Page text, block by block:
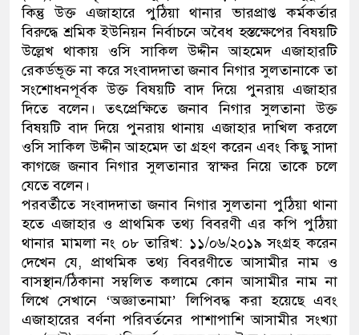
কিন্তু উক্ত এজাহারে পুঠিয়া থানার ভারপ্রাপ্ত কর্মকর্তার
বিরুদ্ধে শ্রমিক ইউনিয়ন নির্বাচনে অবৈধ হস্তক্ষেপের বিষয়টি
উল্লেখ থাকায় ওসি সাকিল উদ্দীন আহমেদ এজাহারটি
রেকর্ডভূক্ত না করে সংবাদদাতা জনাব নিগার সুলতানাকে তা
সংশোধনপূর্বক উক্ত বিষয়টি বাদ দিয়ে পুনরায় এজাহার
দিতে বলেন। তৎপ্রেক্ষিতে জনাব নিগার সুলতানা উক্ত
বিষয়টি বাদ দিয়ে পুনরায় থানায় এজাহার দাখিল করলে
ওসি সাকিল উদ্দীন আহমেদ তা গ্রহণ করেন এবং কিছু সাদা
কাগজে জনাব নিগার সুলতানার স্বাক্ষর নিয়ে তাকে চলে
যেতে বলেন।
পরবর্তীতে সংবাদদাতা জনাব নিগার সুলতানা পুঠিয়া থানা
হতে এজাহার ও প্রাথমিক তথ্য বিবরণী এর কপি পুঠিয়া
থানার মামলা নং ০৮ তারিখ: ১১/০৬/২০১৯ সংগ্রহ করেন
দেখেন যে, প্রাথমিক তথ্য বিবরণীতে আসামীর নাম ও
বাসস্থান/ঠিকানা সম্বলিত কলামে কোন আসামীর নাম না
লিখে সেখানে ‘অজ্ঞাতনামা’ লিপিবদ্ধ করা হয়েছে এবং
এজাহারের বর্ণনা পরিবর্তনের পাশাপাশি আসামীর সংখ্যা